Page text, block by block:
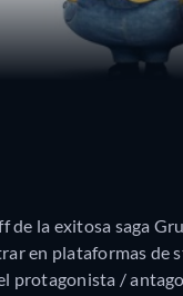
de la exitosa saga
en plataformas de
protagonista /